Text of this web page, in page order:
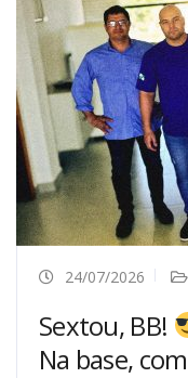
24/07/2026
Sextou, BB!
Na base,